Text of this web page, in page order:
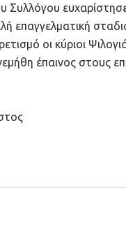
Συλλόγου
επαγγελματική
οι κύριοι
έπαινος στους